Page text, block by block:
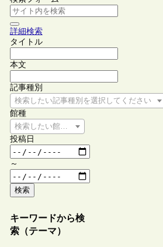
詳細検索
タイトル
本文
記事種別
検索したい記事種別を選択してください
館種
検索したい館種を選択してください
投稿日
～
検索
キーワードから検
索（テーマ）